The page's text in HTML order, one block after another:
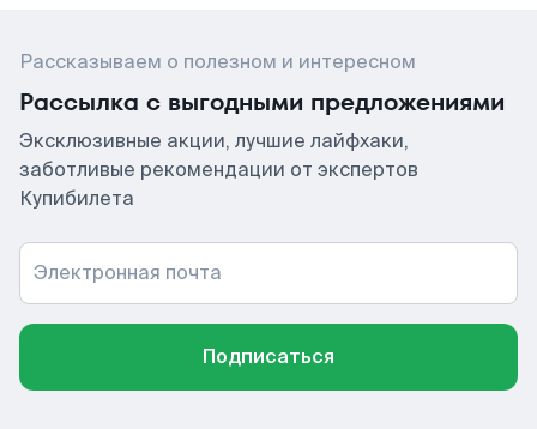
Рассказываем о полезном и интересном
Рассылка с выгодными предложениями
Эксклюзивные акции, лучшие лайфхаки,
заботливые рекомендации от экспертов
Купибилета
Электронная почта
Подписаться